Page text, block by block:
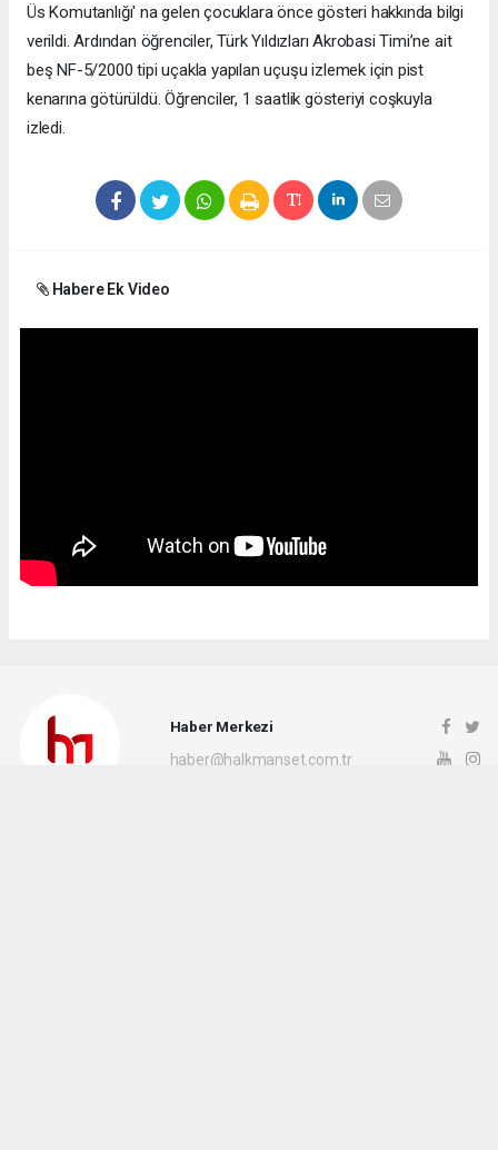
Üs Komutanlığı' na gelen çocuklara önce gösteri hakkında bilgi
verildi. Ardından öğrenciler, Türk Yıldızları Akrobasi Timi’ne ait
beş NF-5/2000 tipi uçakla yapılan uçuşu izlemek için pist
kenarına götürüldü. Öğrenciler, 1 saatlik gösteriyi coşkuyla
izledi.
Habere Ek Video
Haber Merkezi
haber@halkmanset.com.tr